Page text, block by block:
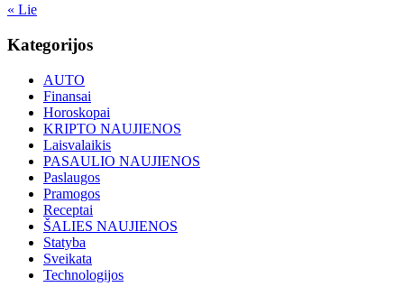
« Lie
Kategorijos
AUTO
Finansai
Horoskopai
KRIPTO NAUJIENOS
Laisvalaikis
PASAULIO NAUJIENOS
Paslaugos
Pramogos
Receptai
ŠALIES NAUJIENOS
Statyba
Sveikata
Technologijos